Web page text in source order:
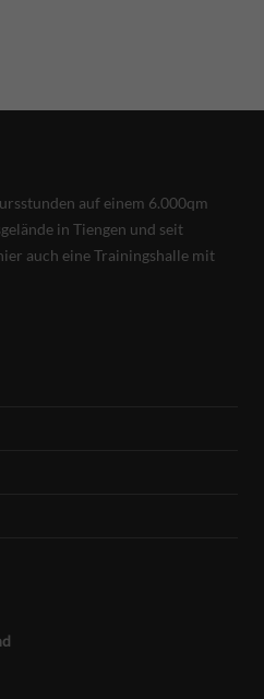
auf einem 6.000qm
in Tiengen und seit
auch eine Trainingshalle mit